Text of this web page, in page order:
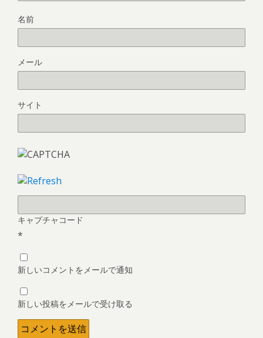
名前
メール
サイト
キャプチャコード
*
新しいコメントをメールで通知
新しい投稿をメールで受け取る